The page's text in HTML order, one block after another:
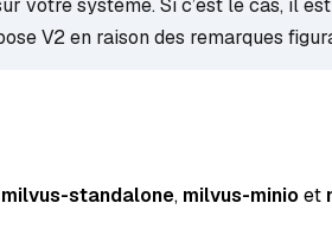
votre système. Si c’est le cas, il
V2 en raison des remarques
milvus-standalone, milvus-minioet